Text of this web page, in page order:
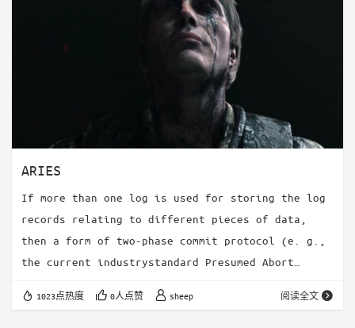
以一个小猪在stage轮中的状态为第…
ARIES
If more than one log is used for storing the log
records relating to different pieces of data,
then a form of two-phase commit protocol (e. g.,
the current industrystandard Presumed Abort
undo导致的相同操作的多log The undo (resp…
1023点热度 0人点赞 sheep 阅读全文